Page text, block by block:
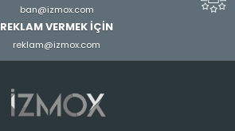
ban@izmox.com
REKLAM VERMEK İÇİN
reklam@izmox.com